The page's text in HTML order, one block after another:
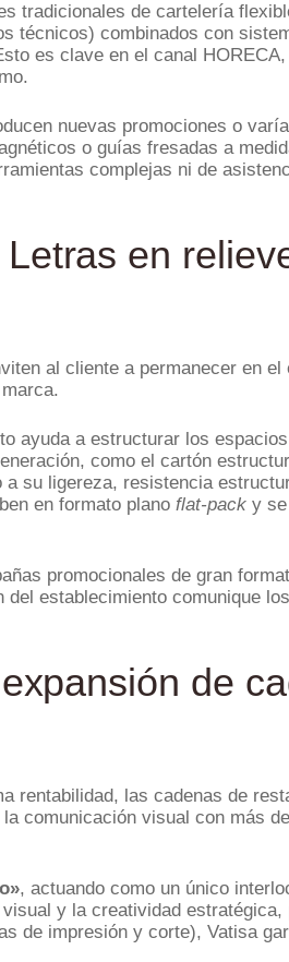
tradicionales de cartelería
técnicos) combinados con
es clave en el canal
nuevas promociones o
o guías fresadas a
complejas ni de
en
al cliente a permanecer en
ayuda a estructurar los
como el cartón
su ligereza, resistencia
en formato plano flat-pack y
promocionales de gran
establecimiento comunique
de
rentabilidad, las cadenas de
comunicación visual con más
, actuando como un único
y la creatividad estratégica,
de impresión y corte), Vatisa